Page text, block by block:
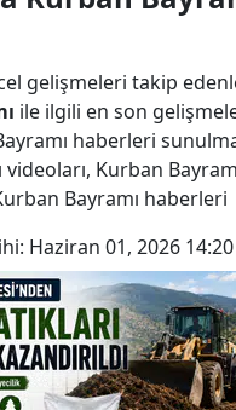
Bingöl
Bitlis
Bolu
Bursa
Çanakkale
Çankırı
gelişmeleri takip
ile ilgili en son
haberleri
Kurban
Bayramı haberleri
Haziran 01, 2026 14:20